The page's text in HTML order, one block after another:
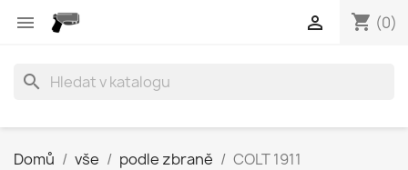
 shopping_cart (0)

search
Domů vše podle zbraně COLT 1911